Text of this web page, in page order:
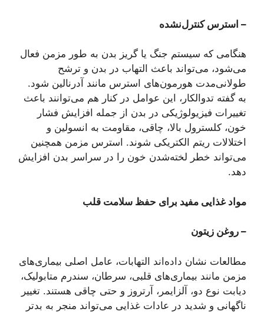
– استرس کنترل‌نشده
هنگامی که سیستم جنگ یا گریز بدن به‌ طور مزمن فعال
می‌شود، می‌تواند باعث التهاب در بدن و ترشح
طولانی‌مدت هورمون‌های استرس مانند آدرنالین شود.
به‌ گفته تدوالکار، این عوامل در کنار هم می‌توانند باعث
تغییرات فیزیولوژیکی در بدن از جمله افزایش فشار
خون، کلسترول بالا، چاقی، مقاومت به انسولین و
اختلالات ریتم الکتریکی شوند. استرس مزمن همچنین
می‌تواند خطر لخته‌شدن خون را در سراسر بدن افزایش
دهد.
مواد غذایی مفید برای حفظ سلامت قلب
– روغن زیتون
مطالعات نشان داده‌اند التهابات، عامل اصلی بیماری‌های
مزمن مانند بیماری‌های قلبی، سرطان، سندرم متابولیک،
دیابت نوع دو، آلزایمر، آرتروز و حتی چاقی هستند. تغییر
ناگهانی و شدید در عادات غذایی می‌تواند منجر به بدتر